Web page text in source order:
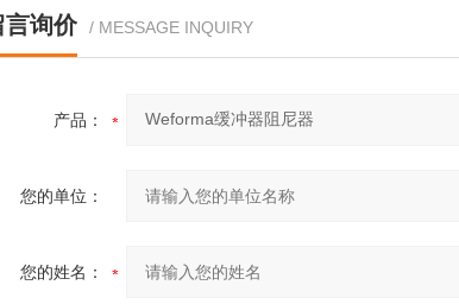
言询价 / MESSAGE INQUIRY
产品：
您的单位：
您的姓名：